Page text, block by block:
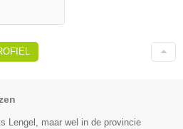
Lengel, maar wel in de provincie